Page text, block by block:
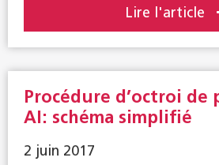
Lire l'article
Procédure d’octroi de
AI: schéma simplifié
2 juin 2017